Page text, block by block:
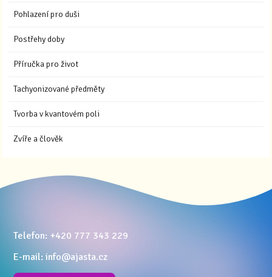
Pohlazení pro duši
Postřehy doby
Příručka pro život
Tachyonizované předměty
Tvorba v kvantovém poli
Zvíře a člověk
Telefon: +420 777 343 229
E-mail: info@ajasta.cz